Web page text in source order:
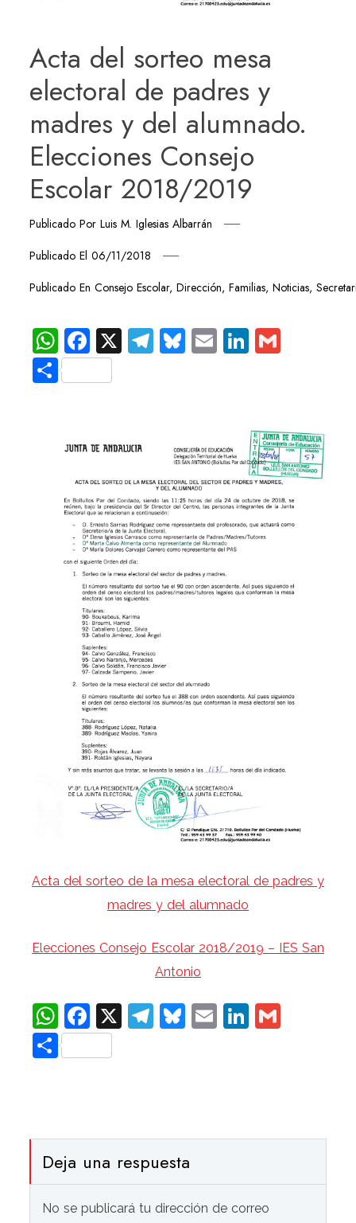
Acta del sorteo mesa
electoral de padres y
madres y del alumnado.
Elecciones Consejo
Escolar 2018/2019
Publicado PorLuis M. Iglesias Albarrán
Publicado El06/11/2018
Publicado EnConsejo Escolar,Dirección,Familias,Noticias,
WhatsApp
Facebook
X Telegram
Bluesky
EmailLinkedIn
Compartir
Acta del sorteo de la mesa electoral de padres y
madres y del alumnado
Elecciones Consejo Escolar 2018/2019 – IES San
Antonio
WhatsApp
Facebook
X Telegram
Bluesky
EmailLinkedIn
Compartir
Deja una respuesta
No se publicará tu dirección de correo